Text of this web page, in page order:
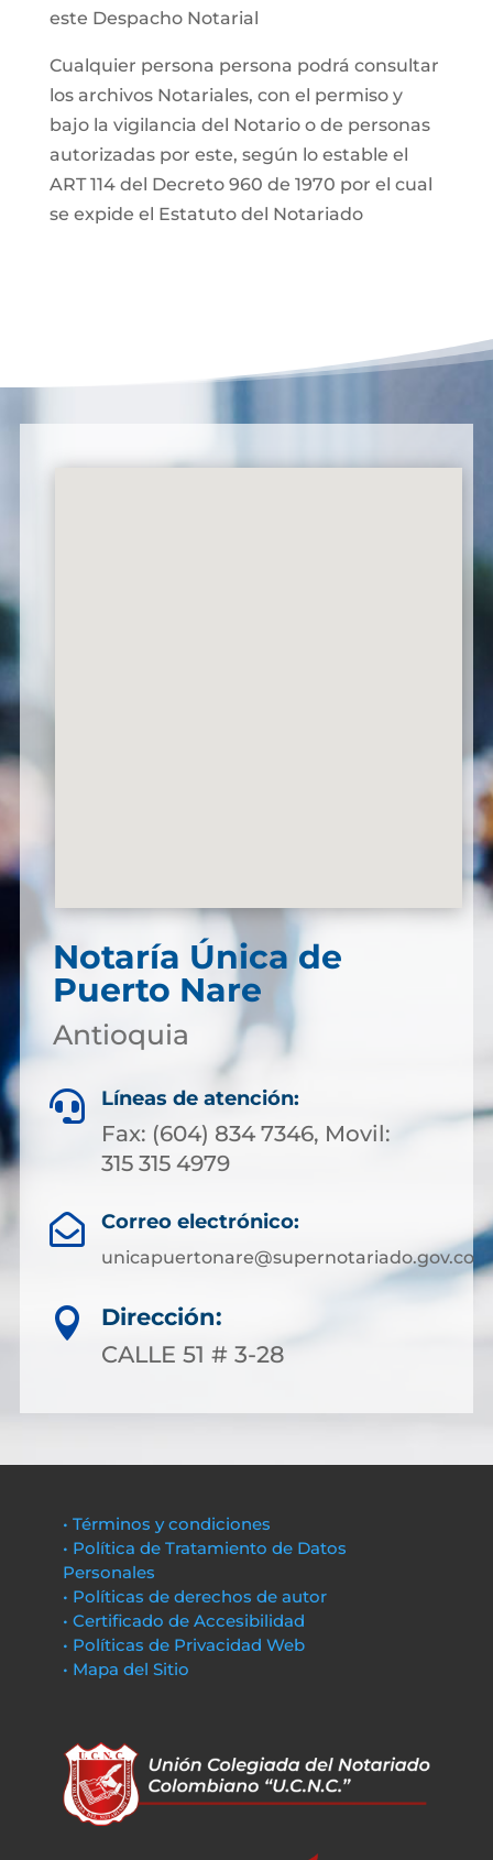
este Despacho Notarial
Cualquier persona persona podrá consultar
los archivos Notariales, con el permiso y
bajo la vigilancia del Notario o de personas
autorizadas por este, según lo estable el
ART 114 del Decreto 960 de 1970 por el cual
se expide el Estatuto del Notariado
Notaría Única de
Puerto Nare
Antioquia
 Líneas de atención:
Fax: (604) 834 7346, Movil:
315 315 4979
 Correo electrónico:
unicapuertonare@supernotariado.gov.co

Dirección:
CALLE 51 # 3-28
• Términos y condiciones
• Política de Tratamiento de Datos
Personales
• Políticas de derechos de autor
• Certificado de Accesibilidad
• Políticas de Privacidad Web
• Mapa del Sitio